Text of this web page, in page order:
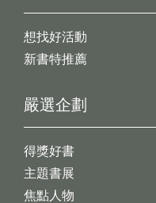
想找好活動
新書特推薦
嚴選企劃
得獎好書
主題書展
焦點人物